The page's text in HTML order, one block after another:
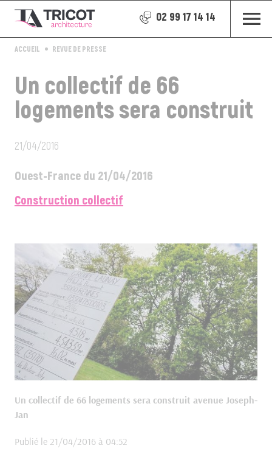
02 99 17 14 14
ACCUEIL REVUE DE PRESSE
Un collectif de 66
logements sera construit
21/04/2016
Ouest-France du 21/04/2016
Construction collectif
Un collectif de 66 logements sera construit avenue Joseph-
Jan
Publié le 21/04/2016 à 04:52